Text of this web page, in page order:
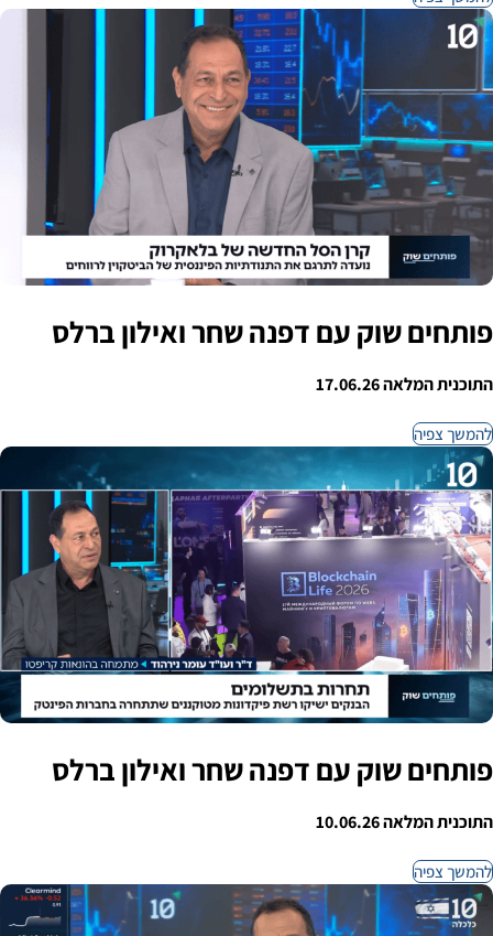
פותחים שוק עם דפנה שחר ואילון ברלס
התוכנית המלאה 17.06.26
להמשך צפיה
פותחים שוק עם דפנה שחר ואילון ברלס
התוכנית המלאה 10.06.26
להמשך צפיה